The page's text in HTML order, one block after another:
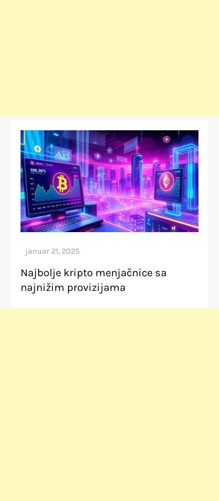
Najbolje kripto menjačnice sa
najnižim provizijama